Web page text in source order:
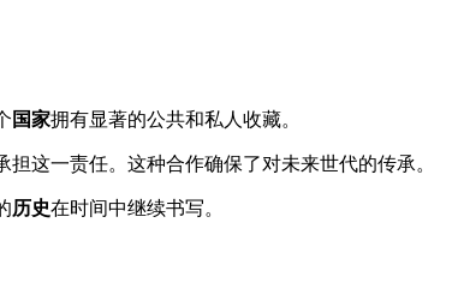
国家拥有显著的公共和私人收藏。
这一责任。这种合作确保了对未来世代的传承。
历史在时间中继续书写。